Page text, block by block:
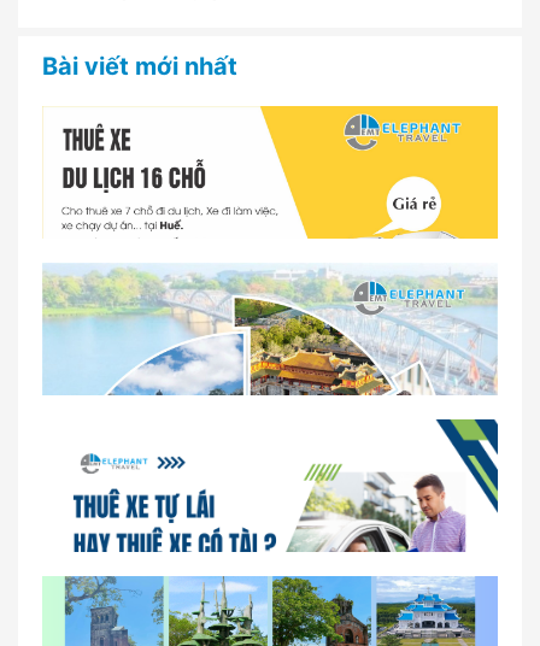
Bài viết mới nhất
Dịch vụ thuê xe 16 chỗ tại Huế 2026